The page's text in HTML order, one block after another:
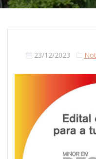
23/12/2023